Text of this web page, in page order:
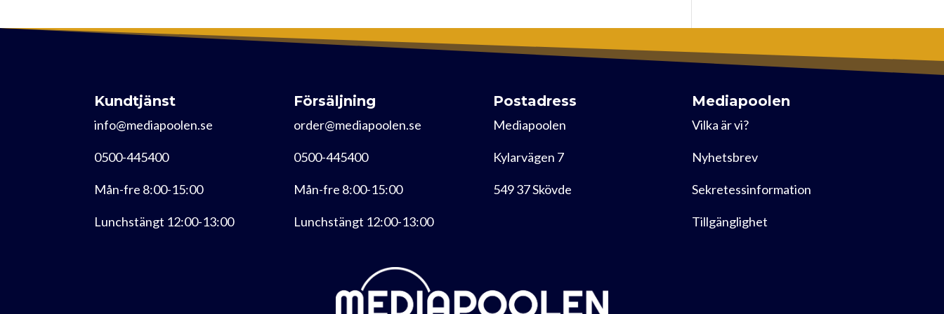
Kundtjänst
info@mediapoolen.se
0500-445400
Mån-fre 8:00-15:00
Lunchstängt 12:00-13:00
Försäljning
order@mediapoolen.se
0500-445400
Mån-fre 8:00-15:00
Lunchstängt 12:00-13:00
Postadress
Mediapoolen
Kylarvägen 7
549 37 Skövde
Mediapoolen
Vilka är vi?
Nyhetsbrev
Sekretessinformation
Tillgänglighet